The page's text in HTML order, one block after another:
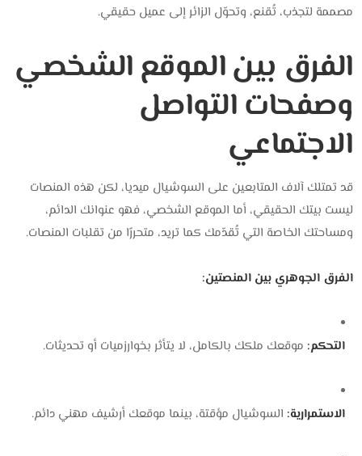
مصممة لتجذب، تُقنع، وتحوّل الزائر إلى عميل حقيقي.
الفرق بين الموقع الشخصي
وصفحات التواصل
الاجتماعي
قد تمتلك آلاف المتابعين على السوشيال ميديا، لكن هذه المنصات
ليست بيتك الحقيقي، أما الموقع الشخصي، فهو عنوانك الدائم،
ومساحتك الخاصة التي تُقدّمك كما تريد، متحررًا من تقلبات المنصات.
الفرق الجوهري بين المنصتين:
التحكم: موقعك ملكك بالكامل، لا يتأثر بخوارزميات أو تحديثات.
الاستمرارية: السوشيال مؤقتة، بينما موقعك أرشيف مهني دائم.